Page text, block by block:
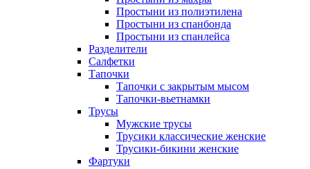
Простыни из полиэтилена
Простыни из спанбонда
Простыни из спанлейса
Разделители
Салфетки
Тапочки
Тапочки с закрытым мысом
Тапочки-вьетнамки
Трусы
Мужские трусы
Трусики классические женские
Трусики-бикини женские
Фартуки